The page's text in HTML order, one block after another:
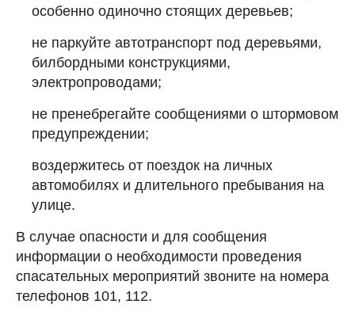
особенно одиночно стоящих деревьев;
не паркуйте автотранспорт под деревьями,
билбордными конструкциями,
электропроводами;
не пренебрегайте сообщениями о штормовом
предупреждении;
воздержитесь от поездок на личных
автомобилях и длительного пребывания на
улице.
В случае опасности и для сообщения
информации о необходимости проведения
спасательных мероприятий звоните на номера
телефонов 101, 112.